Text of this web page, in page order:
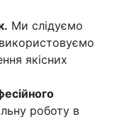
Ми слідуємо
використовуємо
якісних
роботу в